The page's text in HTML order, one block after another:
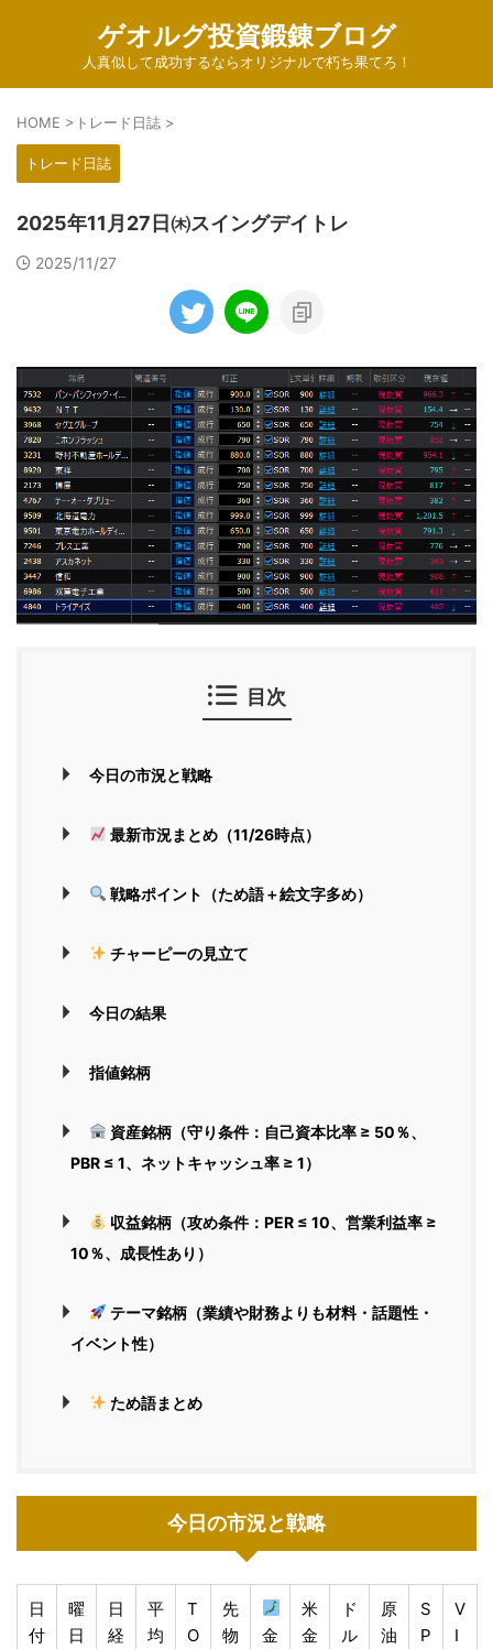
ゲオルグ投資鍛錬ブログ
人真似して成功するならオリジナルで朽ち果てろ！
HOME > トレード日誌 >
トレード日誌
2025年11月27日㈭スイングデイトレ
2025/11/27
目次
今日の市況と戦略
最新市況まとめ（11/26時点）
戦略ポイント（ため語＋絵文字多め）
チャーピーの見立て
今日の結果
指値銘柄
資産銘柄（守り条件：自己資本比率 ≥ 50％、
PBR ≤ 1、ネットキャッシュ率 ≥ 1）
収益銘柄（攻め条件：PER ≤ 10、営業利益率 ≥
10％、成長性あり）
テーマ銘柄（業績や財務よりも材料・話題性・
イベント性）
ため語まとめ
今日の市況と戦略
日
付
曜
日
日
経
平
均
T
O
先
物
金
米
金
ド
ル
原
油
S
P
V
I